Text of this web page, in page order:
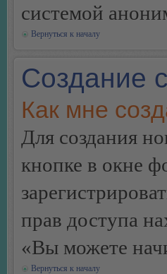
системой
Вернуться к началу
Создание
Как мне
Для создания
кнопке в окне
прав доступа
«Вы можете
Вернуться к началу